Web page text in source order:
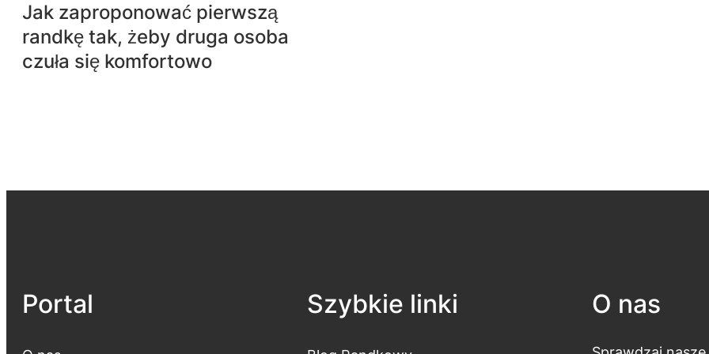
Jak zaproponować pierwszą
randkę tak, żeby druga osoba
czuła się komfortowo
Portal Szybkie linki O nas